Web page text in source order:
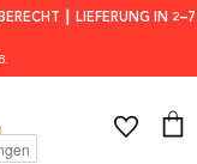
┃ LIEFERUNG IN 2–7